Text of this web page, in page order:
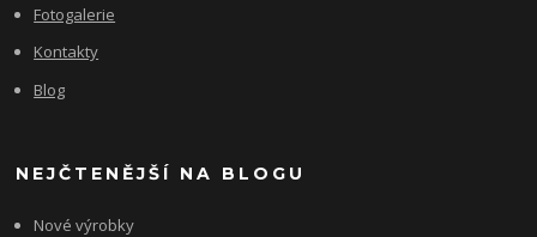
Fotogalerie
Kontakty
Blog
NEJČTENĚJŠÍ NA BLOGU
Nové výrobky